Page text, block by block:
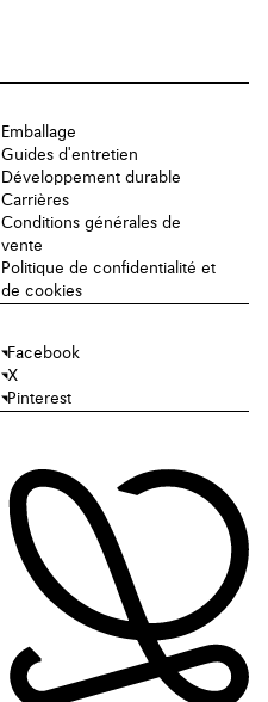
Emballage
Guides d'entretien
Développement durable
Carrières
Conditions générales de
vente
Politique de confidentialité et
de cookies
Facebook
X
Pinterest